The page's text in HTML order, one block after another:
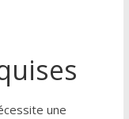
une